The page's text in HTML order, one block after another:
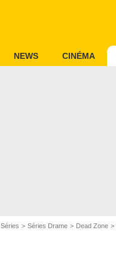
NEWS CINÉMA
Séries Séries Drame Dead Zone